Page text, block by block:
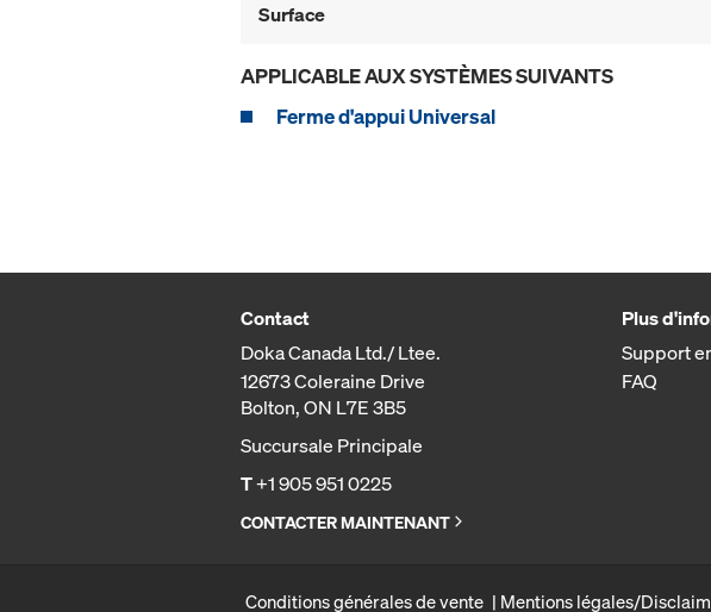
Surface
APPLICABLE AUX SYSTÈMES SUIVANTS
Ferme d'appui Universal
Contact
Doka Canada Ltd./ Ltee.
12673 Coleraine Drive
Bolton, ON L7E 3B5
Succursale Principale
T+1 905 951 0225
CONTACTER MAINTENANT
Plus
Support
FAQ
Conditions générales de vente Mentions légales/